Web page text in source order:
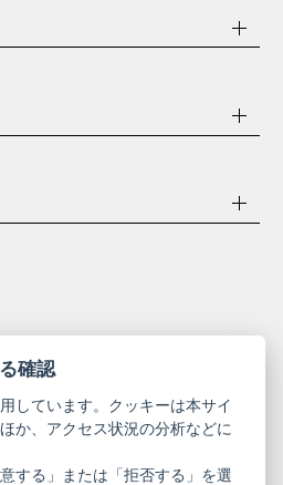
きものやまと振
確認
しています。クッキーは本サイ
か、アクセス状況の分析などに
する」または「拒否する」を選